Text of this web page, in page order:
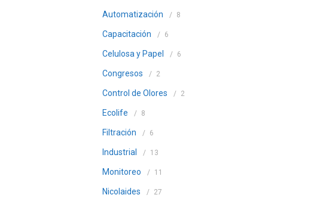
Automatización 8
Capacitación 6
Celulosa y Papel 6
Congresos 2
Control de Olores 2
Ecolife 8
Filtración 6
Industrial 13
Monitoreo 11
Nicolaides 27